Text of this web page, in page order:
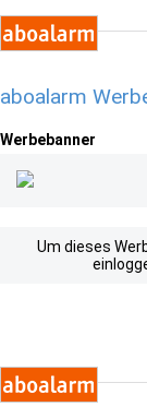
aboalarm
Werbebanner
Um dieses